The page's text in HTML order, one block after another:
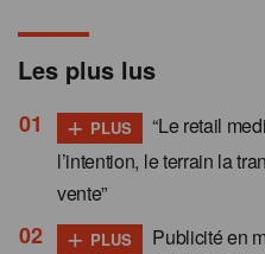
Les plus lus
+ PLUS
“Le retail
l’intention, le terrain la
vente”
+ PLUS
Publicité en